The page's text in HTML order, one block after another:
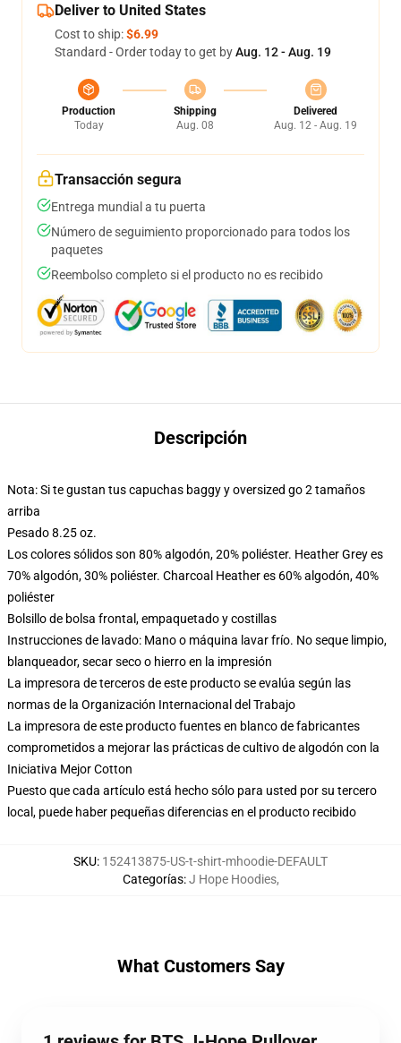
Deliver to United States
Cost to ship:$6.99
Standard - Order today to get byAug. 12 - Aug. 19
Production
Today
Shipping
Aug. 08
Delivered
Aug. 12 - Aug. 19
Transacción segura
Entrega mundial a tu puerta
Número de seguimiento proporcionado para todos los
paquetes
Reembolso completo si el producto no es recibido
Descripción
Nota: Si te gustan tus capuchas baggy y oversized go 2 tamaños
arriba
Pesado 8.25 oz.
Los colores sólidos son 80% algodón, 20% poliéster. Heather Grey es
70% algodón, 30% poliéster. Charcoal Heather es 60% algodón, 40%
poliéster
Bolsillo de bolsa frontal, empaquetado y costillas
Instrucciones de lavado: Mano o máquina lavar frío. No seque limpio,
blanqueador, secar seco o hierro en la impresión
La impresora de terceros de este producto se evalúa según las
normas de la Organización Internacional del Trabajo
La impresora de este producto fuentes en blanco de fabricantes
comprometidos a mejorar las prácticas de cultivo de algodón con la
Iniciativa Mejor Cotton
Puesto que cada artículo está hecho sólo para usted por su tercero
local, puede haber pequeñas diferencias en el producto recibido
SKU: 152413875-US-t-shirt-mhoodie-DEFAULT
Categorías:J Hope Hoodies,
What Customers Say